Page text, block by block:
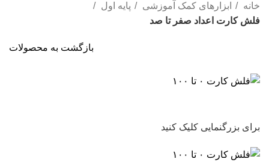
خانه ابزارهای کمک آموزشی
پایه اول
فلش کارت اعداد صفر تا صد
بازگشت به محصولات
برای بزرگنمایی کلیک کنید